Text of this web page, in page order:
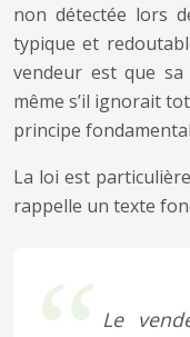
non détectée lors
typique et
vendeur est que
même s’il ignorait
principe
La loi est
rappelle un texte
Le